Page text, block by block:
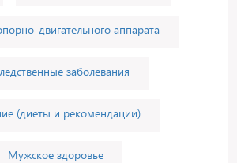
двигательного аппарата
заболевания
(диеты и рекомендации)
Мужское здоровье